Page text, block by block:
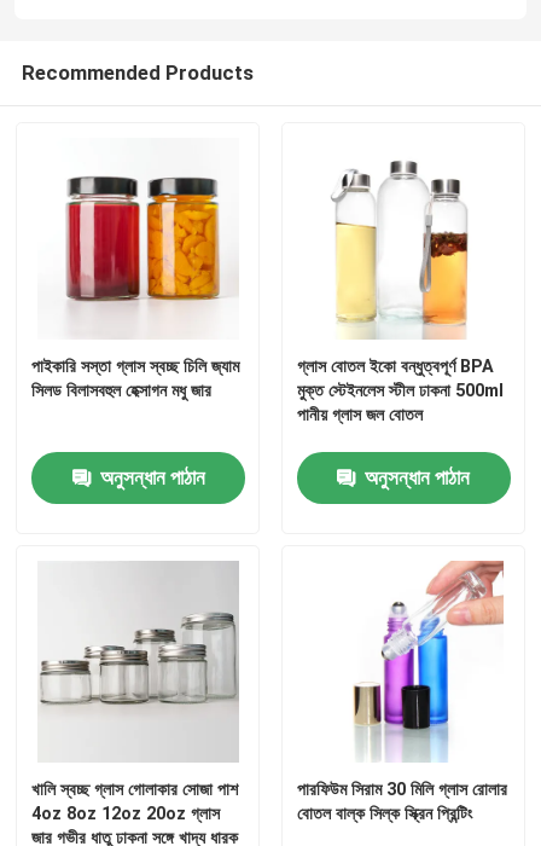
উদ্ধৃতির জন্য আবেদন
গ্লাসের জার
গ্লাস কাপ
জার বোতল ক্যাপ
Recommended Products
পাইকারি সস্তা গ্লাস স্বচ্ছ চিলি জ্যাম
সিলড বিলাসবহুল হেক্সাগন মধু জার
অনুসন্ধান পাঠান
গ্লাস বোতল ইকো বন্ধুত্বপূর্ণ BPA
মুক্ত স্টেইনলেস স্টীল ঢাকনা 500ml
পানীয় গ্লাস জল বোতল
অনুসন্ধান পাঠান
খালি স্বচ্ছ গ্লাস গোলাকার সোজা পাশ
4oz 8oz 12oz 20oz গ্লাস
জার গভীর ধাতু ঢাকনা সঙ্গে খাদ্য ধারক
পারফিউম সিরাম 30 মিলি গ্লাস রোলার
বোতল বাল্ক সিল্ক স্ক্রিন প্রিন্টিং